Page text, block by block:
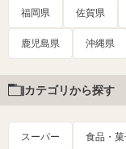
福岡県 佐賀県
鹿児島県 沖縄県
カテゴリから探す
スーパー 食品・